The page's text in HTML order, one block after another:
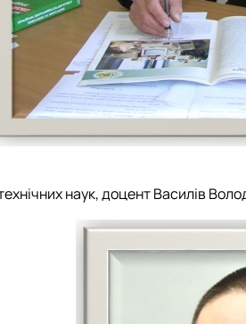
наук, доцент Василів